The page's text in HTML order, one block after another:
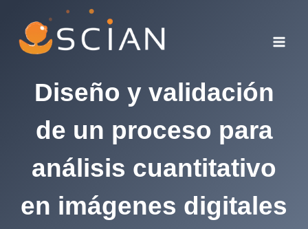
content
Diseño y validación
de un proceso para
análisis cuantitativo
en imágenes digitales